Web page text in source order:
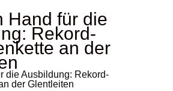
die Ausbildung: Rekord-
der Glentleiten